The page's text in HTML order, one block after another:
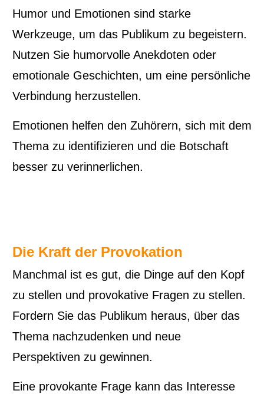
Humor und Emotionen sind starke
Werkzeuge, um das Publikum zu begeistern.
Nutzen Sie humorvolle Anekdoten oder
emotionale Geschichten, um eine persönliche
Verbindung herzustellen.
Emotionen helfen den Zuhörern, sich mit dem
Thema zu identifizieren und die Botschaft
besser zu verinnerlichen.
Die Kraft der Provokation
Manchmal ist es gut, die Dinge auf den Kopf
zu stellen und provokative Fragen zu stellen.
Fordern Sie das Publikum heraus, über das
Thema nachzudenken und neue
Perspektiven zu gewinnen.
Eine provokante Frage kann das Interesse